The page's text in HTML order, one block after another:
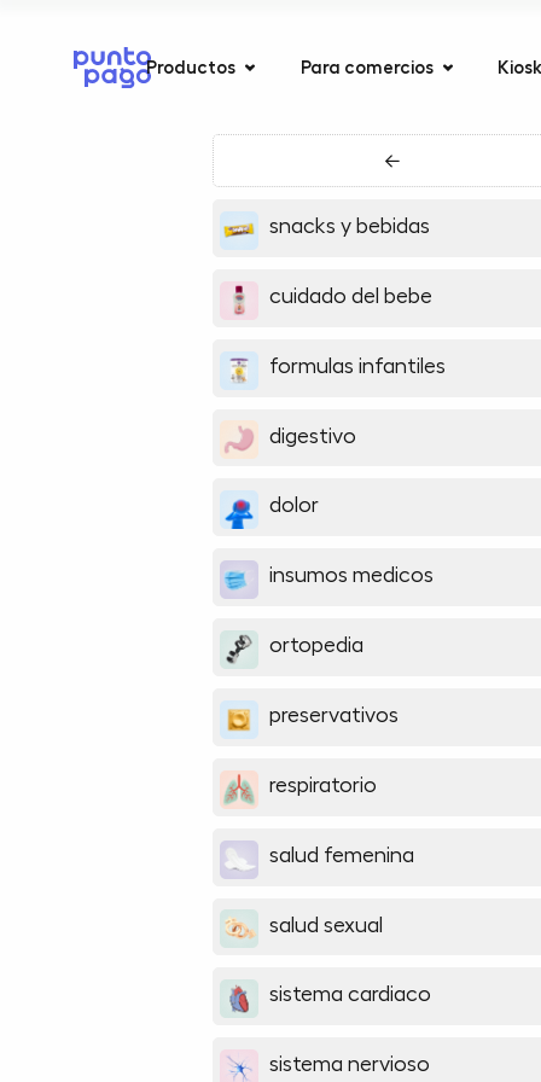
Productos Para comercios
←
snacks y bebidas
cuidado del bebe
formulas infantiles
digestivo
dolor
insumos medicos
ortopedia
preservativos
respiratorio
salud femenina
salud sexual
sistema cardiaco
sistema nervioso